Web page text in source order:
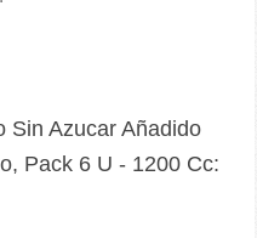
Sin Azucar Añadido
Pack 6 U - 1200 Cc: